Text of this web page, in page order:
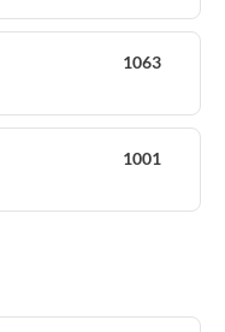
1063
1001